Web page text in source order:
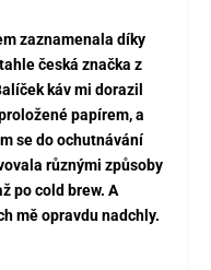
zaznamenala díky
česká značka z
káv mi dorazil
papírem, a
se do ochutnávání
různými způsoby
po cold brew. A
mě opravdu nadchly.